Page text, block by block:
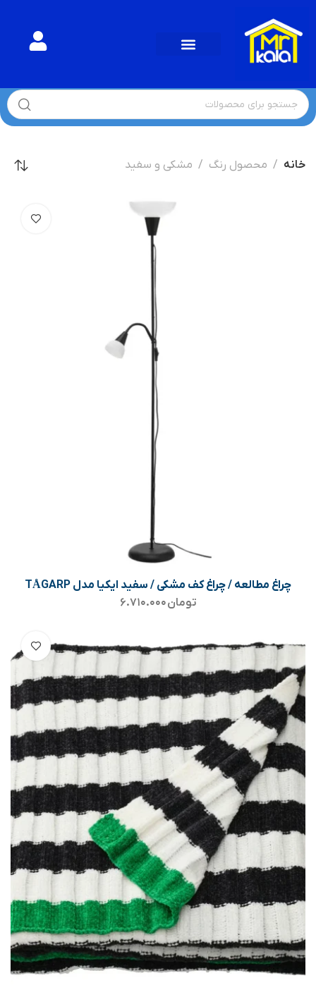
خانه محصول رنگ مشکی و سفید
چراغ مطالعه / چراغ کف مشکی / سفید ایکیا مدل TÅGARP
تومان